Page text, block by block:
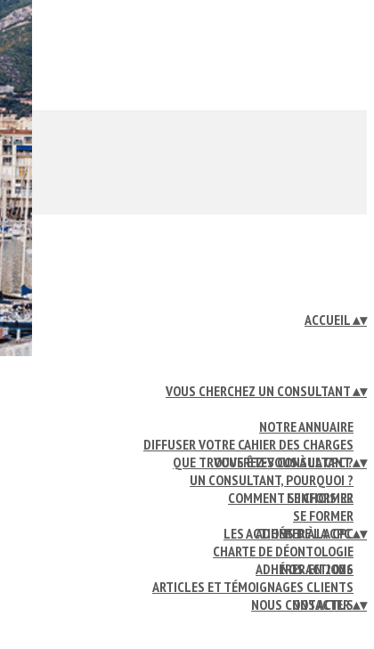
ACCUEIL▴▾
VOUS CHERCHEZ UN CONSULTANT▴▾
NOTRE ANNUAIRE
DIFFUSER VOTRE CAHIER DES CHARGES
QUE TROUVEREZ-VOUS À LA CPC ?
UN CONSULTANT, POURQUOI ?
COMMENT LE CHOISIR?
VOUS ÊTES CONSULTANT▴▾
S'INFORMER
SE FORMER
ADHÉRER À LA CPC
CHARTE DE DÉONTOLOGIE
ADHÉRER EN 2026
LES ACTIONS DE LA CPC▴▾
NOS ACTIONS
ARTICLES ET TÉMOIGNAGES CLIENTS
NOS ACTUS
NOUS CONTACTER▴▾